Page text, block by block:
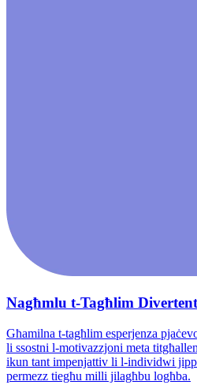
Nagħmlu t-Tagħlim
Għamilna t-tagħlim esperjenza
li ssostni l-motivazzjoni meta
ikun tant impenjattiv li l-individwi
permezz tiegħu milli jilagħbu logħba.